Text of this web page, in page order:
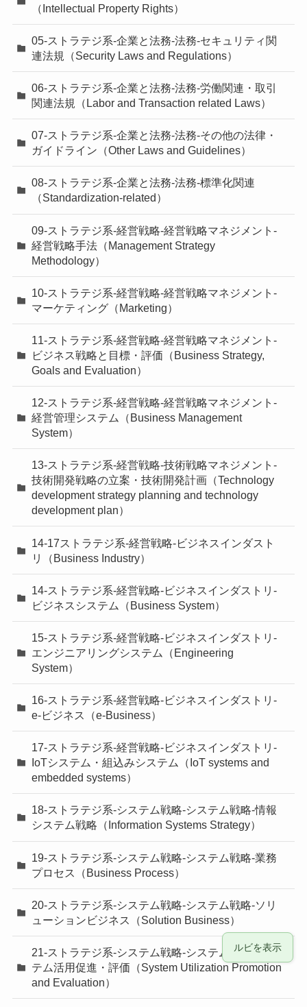
（Intellectual Property Rights）
05-ストラテジ系-企業と法務-法務-セキュリティ関
連法規（Security Laws and Regulations）
06-ストラテジ系-企業と法務-法務-労働関連・取引
関連法規（Labor and Transaction related Laws）
07-ストラテジ系-企業と法務-法務-その他の法律・
ガイドライン（Other Laws and Guidelines）
08-ストラテジ系-企業と法務-法務-標準化関連
（Standardization-related）
09-ストラテジ系-経営戦略-経営戦略マネジメント-
経営戦略手法（Management Strategy
Methodology）
10-ストラテジ系-経営戦略-経営戦略マネジメント-
マーケティング（Marketing）
11-ストラテジ系-経営戦略-経営戦略マネジメント-
ビジネス戦略と目標・評価（Business Strategy,
Goals and Evaluation）
12-ストラテジ系-経営戦略-経営戦略マネジメント-
経営管理システム（Business Management
System）
13-ストラテジ系-経営戦略-技術戦略マネジメント-
技術開発戦略の立案・技術開発計画（Technology
development strategy planning and technology
development plan）
14-17ストラテジ系-経営戦略-ビジネスインダスト
リ（Business Industry）
14-ストラテジ系-経営戦略-ビジネスインダストリ-
ビジネスシステム（Business System）
15-ストラテジ系-経営戦略-ビジネスインダストリ-
エンジニアリングシステム（Engineering
System）
16-ストラテジ系-経営戦略-ビジネスインダストリ-
e-ビジネス（e-Business）
17-ストラテジ系-経営戦略-ビジネスインダストリ-
IoTシステム・組込みシステム（IoT systems and
embedded systems）
18-ストラテジ系-システム戦略-システム戦略-情報
システム戦略（Information Systems Strategy）
19-ストラテジ系-システム戦略-システム戦略-業務
プロセス（Business Process）
20-ストラテジ系-システム戦略-システム戦略-ソリ
ューションビジネス（Solution Business）
21-ストラテジ系-システム戦略-システム戦略-シス
テム活用促進・評価（System Utilization Promotion
and Evaluation）
ルビを表示